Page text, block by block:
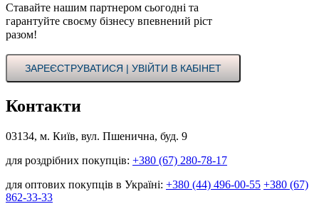
Ставайте нашим партнером сьогодні та
гарантуйте своєму бізнесу впевнений ріст
разом!
ЗАРЕЄСТРУВАТИСЯ | УВІЙТИ В КАБІНЕТ
Контакти
03134, м. Київ, вул. Пшенична, буд. 9
для роздрібних покупців: +380 (67) 280-78-17
для оптових покупців в Україні: +380 (44) 496-00-55 +380 (67)
862-33-33